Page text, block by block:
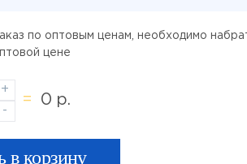
по оптовым ценам, необходимо
цене
+
-
= 0 р.
в корзину